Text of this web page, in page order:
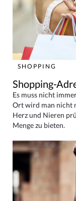
SHOPPING
Shopping-
Es muss nicht
Ort wird man nicht
Herz und Nieren
Menge zu bieten.